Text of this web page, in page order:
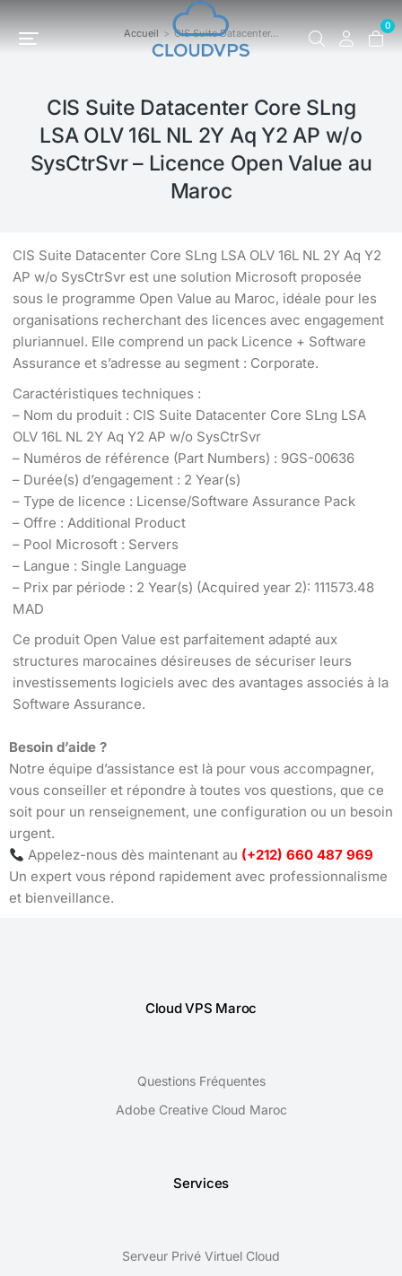
0
Vous êtes ici : Accueil CIS Suite Datacenter…
CIS Suite Datacenter Core SLng
LSA OLV 16L NL 2Y Aq Y2 AP w/o
SysCtrSvr – Licence Open Value au
Maroc
CIS Suite Datacenter Core SLng LSA OLV 16L NL 2Y Aq Y2
AP w/o SysCtrSvr est une solution Microsoft proposée
sous le programme Open Value au Maroc, idéale pour les
organisations recherchant des licences avec engagement
pluriannuel. Elle comprend un pack Licence + Software
Assurance et s’adresse au segment : Corporate.
Caractéristiques techniques :
– Nom du produit : CIS Suite Datacenter Core SLng LSA
OLV 16L NL 2Y Aq Y2 AP w/o SysCtrSvr
– Numéros de référence (Part Numbers) : 9GS-00636
– Durée(s) d’engagement : 2 Year(s)
– Type de licence : License/Software Assurance Pack
– Offre : Additional Product
– Pool Microsoft : Servers
– Langue : Single Language
– Prix par période : 2 Year(s) (Acquired year 2): 111573.48
MAD
Ce produit Open Value est parfaitement adapté aux
structures marocaines désireuses de sécuriser leurs
investissements logiciels avec des avantages associés à la
Software Assurance.
Besoin d’aide ?
Notre équipe d’assistance est là pour vous accompagner,
vous conseiller et répondre à toutes vos questions, que ce
soit pour un renseignement, une configuration ou un besoin
urgent.
Appelez-nous dès maintenant au (+212) 660 487 969
Un expert vous répond rapidement avec professionnalisme
et bienveillance.
Cloud VPS Maroc
Questions Fréquentes
Adobe Creative Cloud Maroc
Services
Serveur Privé Virtuel Cloud